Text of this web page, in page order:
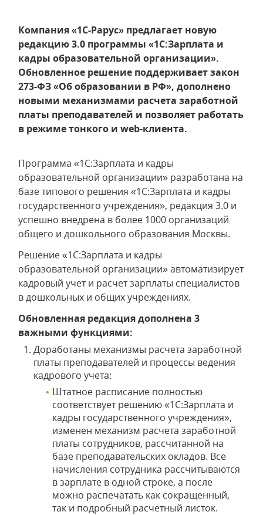
Компания «1С-Рарус» предлагает новую
редакцию 3.0 программы «1С:Зарплата и
кадры образовательной организации».
Обновленное решение поддерживает закон
273-ФЗ «Об образовании в РФ», дополнено
новыми механизмами расчета заработной
платы преподавателей и позволяет работать
в режиме тонкого и web-клиента.
Программа «1С:Зарплата и кадры
образовательной организации» разработана на
базе типового решения «1С:Зарплата и кадры
государственного учреждения», редакция 3.0 и
успешно внедрена в более 1000 организаций
общего и дошкольного образования Москвы.
Решение «1С:Зарплата и кадры
образовательной организации» автоматизирует
кадровый учет и расчет зарплаты специалистов
в дошкольных и общих учреждениях.
Обновленная редакция дополнена 3
важными функциями:
Доработаны механизмы расчета заработной
платы преподавателей и процессы ведения
кадрового учета:
Штатное расписание полностью
соответствует решению «1С:Зарплата и
кадры государственного учреждения»,
изменен механизм расчета заработной
платы сотрудников, рассчитанной на
базе преподавательских окладов. Все
начисления сотрудника рассчитываются
в зарплате в одной строке, а после
можно распечатать как сокращенный,
так и подробный расчетный листок.